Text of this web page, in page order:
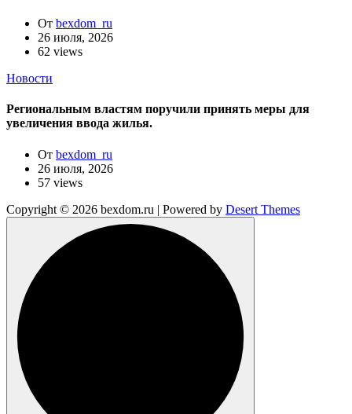
От bexdom_ru
26 июля, 2026
62 views
Новости
Региональным властям поручили принять меры для
увеличения ввода жилья.
От bexdom_ru
26 июля, 2026
57 views
Copyright © 2026 bexdom.ru | Powered by Desert Themes